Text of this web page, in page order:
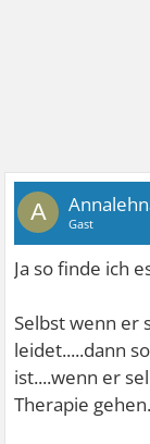
A Gast
Ja so finde ich
Selbst wenn er
leidet.....dann
ist....wenn er
Therapie gehen.